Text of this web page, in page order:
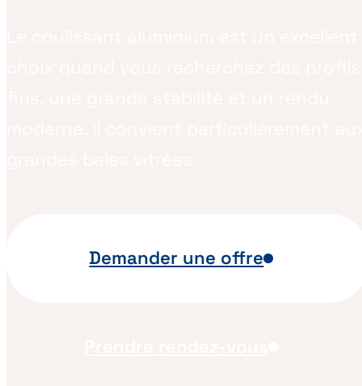
Demander une offre